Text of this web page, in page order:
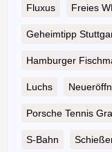
Fluxus Freies
Geheimtipp
Hamburger
Luchs
Porsche Tennis
S-Bahn